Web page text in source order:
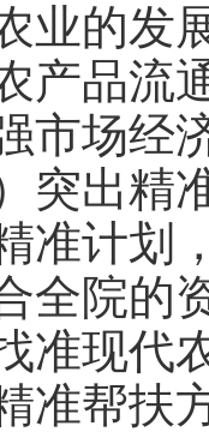
业的发
产品流
市场经
出精
计划，
全院的
准现代
准帮扶